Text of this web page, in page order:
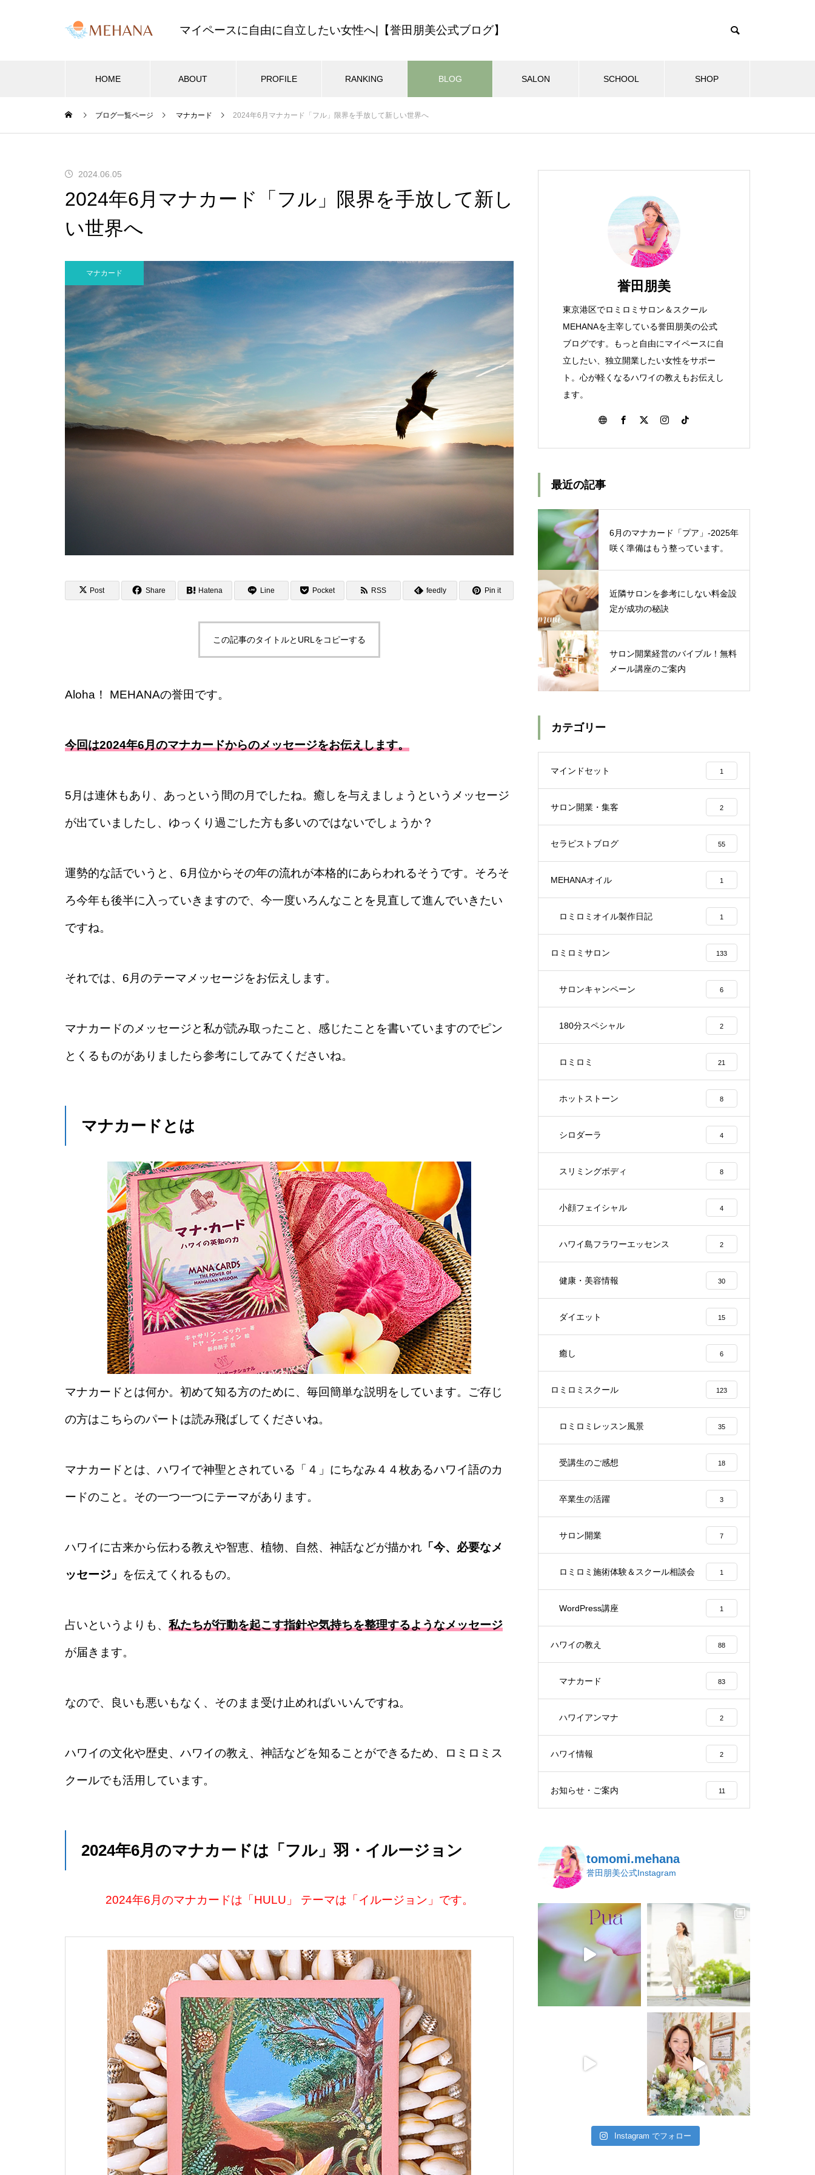
マイペースに自由に自立したい女性へ|【誉田朋美公式ブログ】
HOME ABOUT PROFILE RANKING BLOG SALON SCHOOL SHOP
セラピストブログ ハワイの教え ロミロミサロン
ィバルに参加！
り返ってみました
第2回飛鳥山ハワイフェスティ
ブログが新デザインに！2022年
のMEHANAをご報告します
自分らしくマイペースに生きる
女性が増える社会へ
ハワイを感じた知床旅行①
ロミロミサロン開業11周年を迎
えて思うこと
みんな癒しを求めている
Spread ALOHA！アロハを広げ
よう
時間はある、好きなことをしよ
最近の記事
近隣サロンを参考にしない料金設
定が成功の秘訣
サロン開業経営のバイブル！無料
2024.11.08
迷いをなくす一番の方法
2024年も飛鳥山ハワイフェスティ
バルに参加！
おすすめページ
サロン開業経営のバイブル！無料
メール講座のご案内
ロミロミスクールにご興味がある
方へ、ロミロミ施術体験＆スクー
ル相談会のご案内
ハワイ伝統マッサージのロミロミ
とは？
ブログ一覧ページ マナカード 2024年6月マナカード「フル」限界を手放して新しい世界へ
2024.06.05
2024年6月マナカード「フル」限界を手放して新し
い世界へ
マナカード
Post Share Hatena Line Pocket RSS feedly Pin it
この記事のタイトルとURLをコピーする
Aloha！ MEHANAの誉田です。
今回は2024年6月のマナカードからのメッセージをお伝えします。
5月は連休もあり、あっという間の月でしたね。癒しを与えましょうというメッセージ
が出ていましたし、ゆっくり過ごした方も多いのではないでしょうか？
運勢的な話でいうと、6月位からその年の流れが本格的にあらわれるそうです。そろそ
ろ今年も後半に入っていきますので、今一度いろんなことを見直して進んでいきたい
ですね。
それでは、6月のテーマメッセージをお伝えします。
マナカードのメッセージと私が読み取ったこと、感じたことを書いていますのでピン
とくるものがありましたら参考にしてみてくださいね。
マナカードとは
マナカードとは何か。初めて知る方のために、毎回簡単な説明をしています。ご存じ
の方はこちらのパートは読み飛ばしてくださいね。
マナカードとは、ハワイで神聖とされている「４」にちなみ４４枚あるハワイ語のカ
ードのこと。その一つ一つにテーマがあります。
ハワイに古来から伝わる教えや智恵、植物、自然、神話などが描かれ 「今、必要なメ
ッセージ」 を伝えてくれるもの。
占いというよりも、 私たちが行動を起こす指針や気持ちを整理するようなメッセージ
が届きます。
なので、良いも悪いもなく、そのまま受け止めればいいんですね。
ハワイの文化や歴史、ハワイの教え、神話などを知ることができるため、ロミロミス
クールでも活用しています。
2024年6月のマナカードは「フル」羽・イルージョン
2024年6月のマナカードは「HULU」 テーマは「イルージョン」です。
誉田朋美
東京港区でロミロミサロン＆スクール
MEHANAを主宰している誉田朋美の公式
ブログです。もっと自由にマイペースに自
立したい、独立開業したい女性をサポー
ト。心が軽くなるハワイの教えもお伝えし
ます。
最近の記事
6月のマナカード「プア」‐2025年
咲く準備はもう整っています。
近隣サロンを参考にしない料金設
定が成功の秘訣
サロン開業経営のバイブル！無料
メール講座のご案内
カテゴリー
マインドセット 1
サロン開業・集客 2
セラピストブログ 55
MEHANAオイル 1
ロミロミオイル製作日記 1
ロミロミサロン 133
サロンキャンペーン 6
180分スペシャル 2
ロミロミ 21
ホットストーン 8
シロダーラ 4
スリミングボディ 8
小顔フェイシャル 4
ハワイ島フラワーエッセンス 2
健康・美容情報 30
ダイエット 15
癒し 6
ロミロミスクール 123
ロミロミレッスン風景 35
受講生のご感想 18
卒業生の活躍 3
サロン開業 7
ロミロミ施術体験＆スクール相談会 1
WordPress講座 1
ハワイの教え 88
マナカード 83
ハワイアンマナ 2
ハワイ情報 2
お知らせ・ご案内 11
tomomi.mehana
誉田朋美公式Instagram
Instagram でフォロー